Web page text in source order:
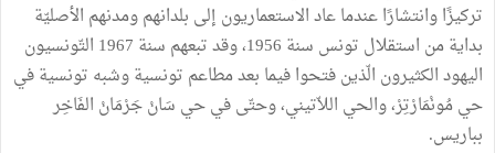
تركيزًاوانتشارًاعندماعادالاستعماريون إلى بلدانهمومدنهم الأصليّة
بدايةمن استقلال تونس سنة 1956، وقدتبعهم سنة 1967 التّونسيون
اليهودالكثيرون الّذينفتحوافيما بعدمطاعم تونسيةوشبه تونسيةفي
حيمُونْمَارْتِرْ،والحي اللاّتيني،وحتّىفيحي سَانْجَرْمَانْ الفَاخِر
بباريس.